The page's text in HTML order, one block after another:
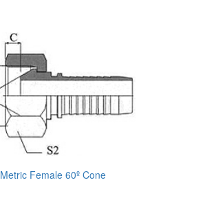
Metric Female 60º Cone